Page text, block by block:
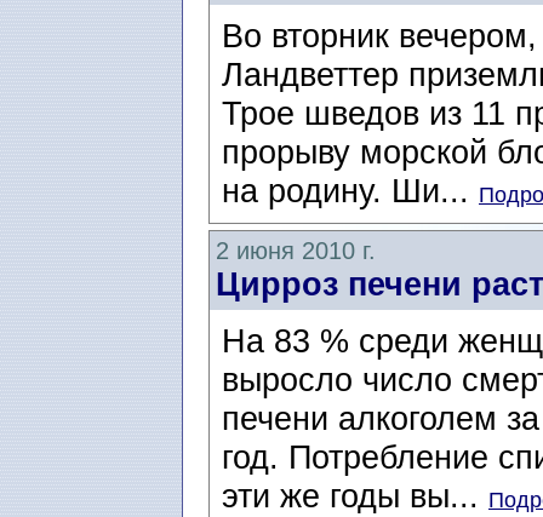
Во вторник вечером,
Ландветтер
Трое шведов из 11
прорыву морской
на родину. Ши...
2 июня 2010 г.
Цирроз печени
На 83 % среди
выросло число
печени алкоголем
год. Потребление
эти же годы вы...